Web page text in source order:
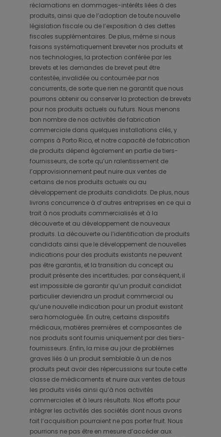
réclamations en dommages-intérêts liées à des
produits, ainsi que de l’adoption de toute nouvelle
législation fiscale ou de l’exposition à des dettes
fiscales supplémentaires. De plus, même si nous
faisons systématiquement breveter nos produits et
nos technologies, la protection conférée par les
brevets et les demandes de brevet peut être
contestée, invalidée ou contournée par nos
concurrents, de sorte que rien ne garantit que nous
pourrons obtenir ou conserver la protection de brevets
pour nos produits actuels ou futurs. Nous menons
bon nombre de nos activités de fabrication
commerciale dans quelques installations clés, y
compris à Porto Rico, et notre capacité de fabrication
de produits dépend également en partie de tiers-
fournisseurs, de sorte qu’un ralentissement de
l’approvisionnement peut nuire aux ventes de
certains de nos produits actuels ou au
développement de produits candidats. De plus, nous
livrons concurrence à d’autres entreprises en ce qui a
trait à nos produits commercialisés et à la
découverte et au développement de nouveaux
produits. La découverte ou l’identification de produits
candidats ainsi que le développement de nouvelles
indications pour des produits existants ne peuvent
pas être garantis, et la transition du concept au
produit présente des incertitudes; par conséquent, il
est impossible de garantir qu’un produit candidat
particulier deviendra un produit commercial ou
qu’une nouvelle indication pour un produit existant
sera homologuée. En outre, certains dispositifs
médicaux, matières premières et composantes de
nos produits sont fournis uniquement par des tiers-
fournisseurs. Enfin, la mise au jour de problèmes
graves liés à un produit semblable à un de nos
produits peut avoir des répercussions sur toute cette
classe de médicaments et nuire aux ventes de tous
les produits visés ainsi qu’à nos activités
commerciales et à leurs résultats. Nos efforts pour
intégrer les activités des sociétés dont nous avons
fait l’acquisition pourraient ne pas porter fruit. Nous
pourrions ne pas être en mesure d’accéder aux